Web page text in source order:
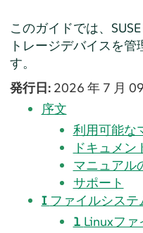
このガイドでは、
トレージデバイスを
す。
発行日: 2026 年 7 月
序文
利用可能な
ドキュメン
マニュアル
サポート
I ファイルシステ
1 Linuxフ